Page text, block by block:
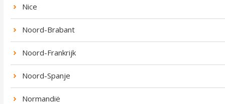
Nice
Noord-Brabant
Noord-Frankrijk
Noord-Spanje
Normandië